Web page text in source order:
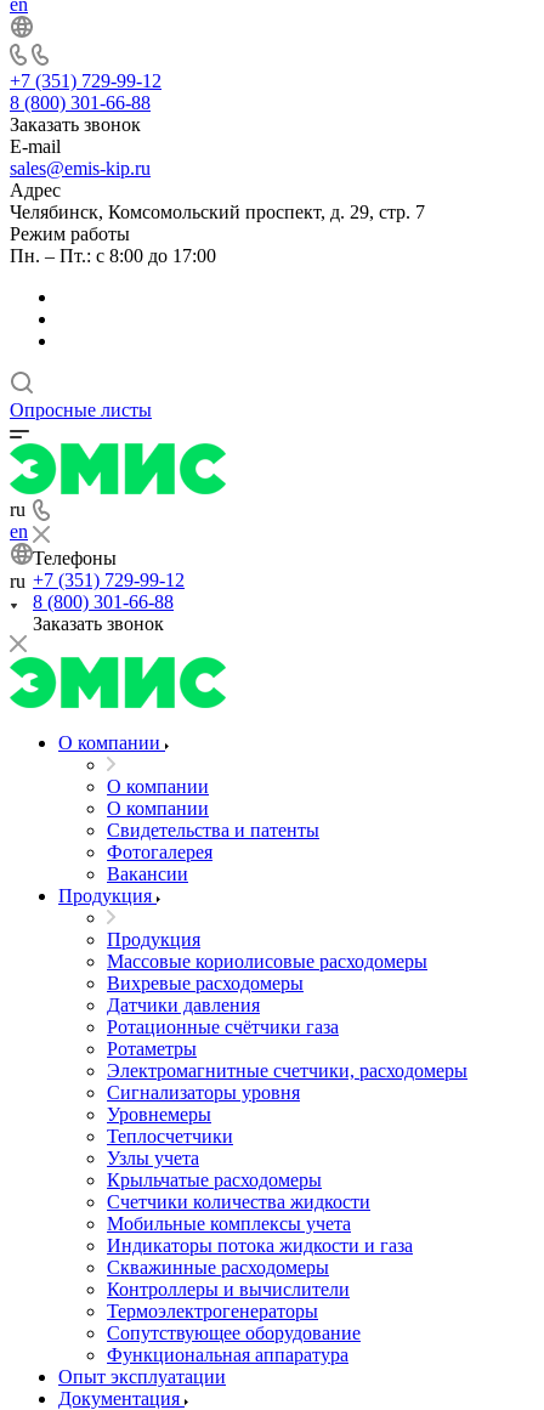
en
+7 (351) 729-99-12
8 (800) 301-66-88
Заказать звонок
E-mail
sales@emis-kip.ru
Адрес
Челябинск, Комсомольский проспект, д. 29, стр. 7
Режим работы
Пн. – Пт.: с 8:00 до 17:00
Опросные листы
ru
en
ru
Телефоны
+7 (351) 729-99-12
8 (800) 301-66-88
Заказать звонок
О компании
О компании
О компании
Свидетельства и патенты
Фотогалерея
Вакансии
Продукция
Продукция
Массовые кориолисовые расходомеры
Вихревые расходомеры
Датчики давления
Ротационные счётчики газа
Ротаметры
Электромагнитные счетчики, расходомеры
Сигнализаторы уровня
Уровнемеры
Теплосчетчики
Узлы учета
Крыльчатые расходомеры
Счетчики количества жидкости
Мобильные комплексы учета
Индикаторы потока жидкости и газа
Скважинные расходомеры
Контроллеры и вычислители
Термоэлектрогенераторы
Сопутствующее оборудование
Функциональная аппаратура
Опыт эксплуатации
Документация